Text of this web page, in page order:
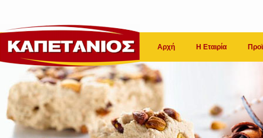
Αρχή Η Εταιρία